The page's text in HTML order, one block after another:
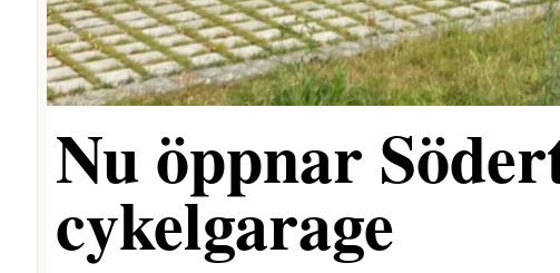
Nu öppnar
cykelgarage